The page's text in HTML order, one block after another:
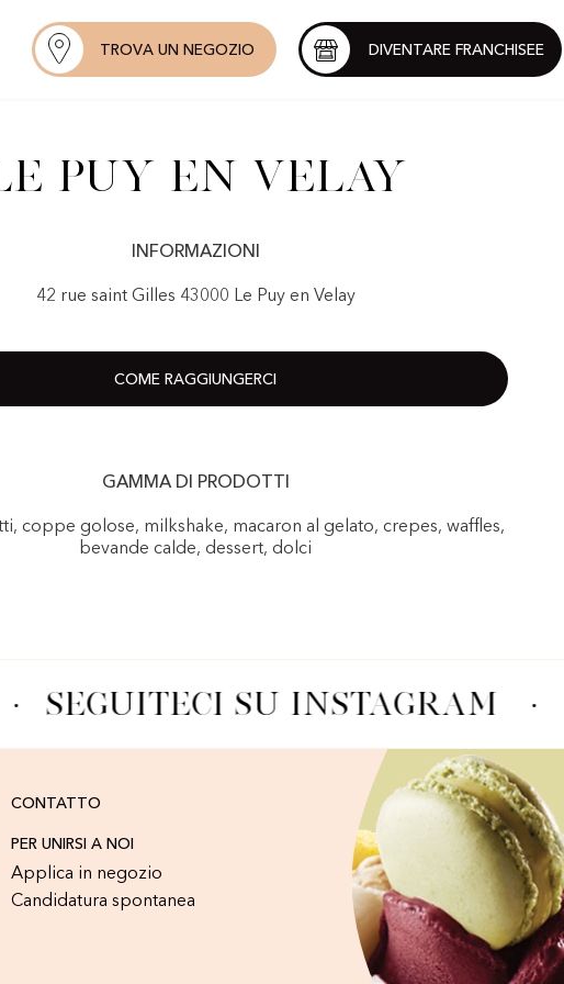
TROVA UN NEGOZIO DIVENTARE FRANCHISEE
Puy en Velay
INFORMAZIONI
42 rue saint Gilles 43000 Le Puy en Velay
COME RAGGIUNGERCI
GAMMA DI PRODOTTI
coppe golose, milkshake, macaron al gelato, crepes, waffles,
bevande calde, dessert, dolci
· SEGUITECI SU INSTAGRAM ·
CONTATTO
PER UNIRSI A NOI
Applica in negozio
Candidatura spontanea